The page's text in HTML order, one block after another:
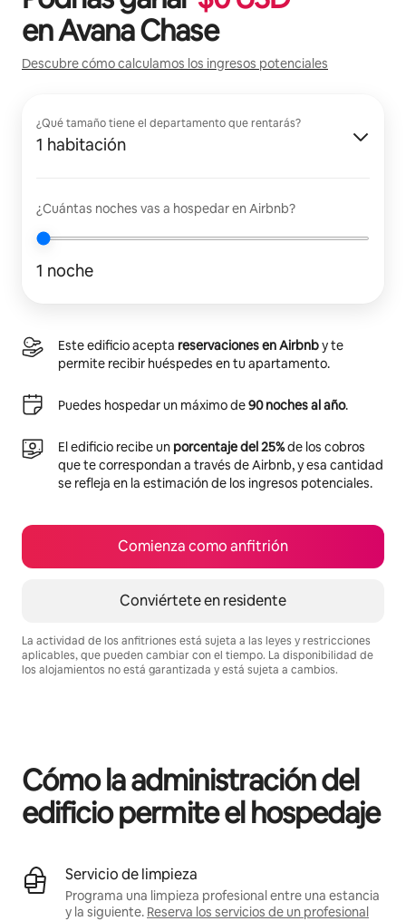
enAvana Chase
Descubre cómo calculamos los ingresos potenciales
¿Qué tamaño tiene el departamento que rentarás?
1 habitación
¿Cuántas noches vas a hospedar en Airbnb?
1 noche
Este edificio acepta reservaciones en Airbnby te
permite recibir huéspedes en tu apartamento.
Puedes hospedar un máximo de90 noches al año.
El edificio recibe un porcentaje del 25%de los cobros
que te correspondan a través de Airbnb, y esa cantidad
se refleja en la estimación de los ingresos potenciales.
Comienza como anfitrión
Conviértete en residente
La actividad de los anfitriones está sujeta a las leyes y restricciones
aplicables, que pueden cambiar con el tiempo. La disponibilidad de
los alojamientos no está garantizada y está sujeta a cambios.
Cómo la administración del
edificio permite el hospedaje
Servicio de limpieza
Programa una limpieza profesional entre una estancia
y la siguiente. Reserva los servicios de un profesional